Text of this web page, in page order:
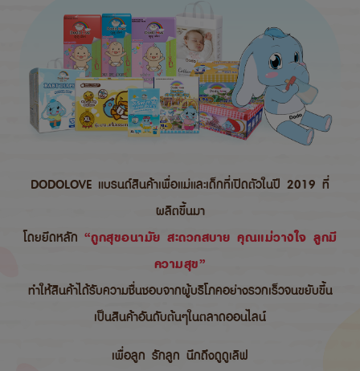
DODOLOVE แบรนด์สินค้าเพื่อแม่และเด็กที่เปิดตัวในปี 2019 ที่
ผลิตขึ้นมา
โดยยึดหลัก “ถูกสุขอนามัย สะดวกสบาย คุณแม่วางใจ ลูกมี
ความสุข”
ทำให้สินค้าได้รับความชื่นชอบจากผู้บริโภคอย่างรวกเร็วจนขยับขึ้น
เป็นสินค้าอันดับต้นๆในตลาดออนไลน์
เพื่อลูก รักลูก นึกถึงดูดูเลิฟ